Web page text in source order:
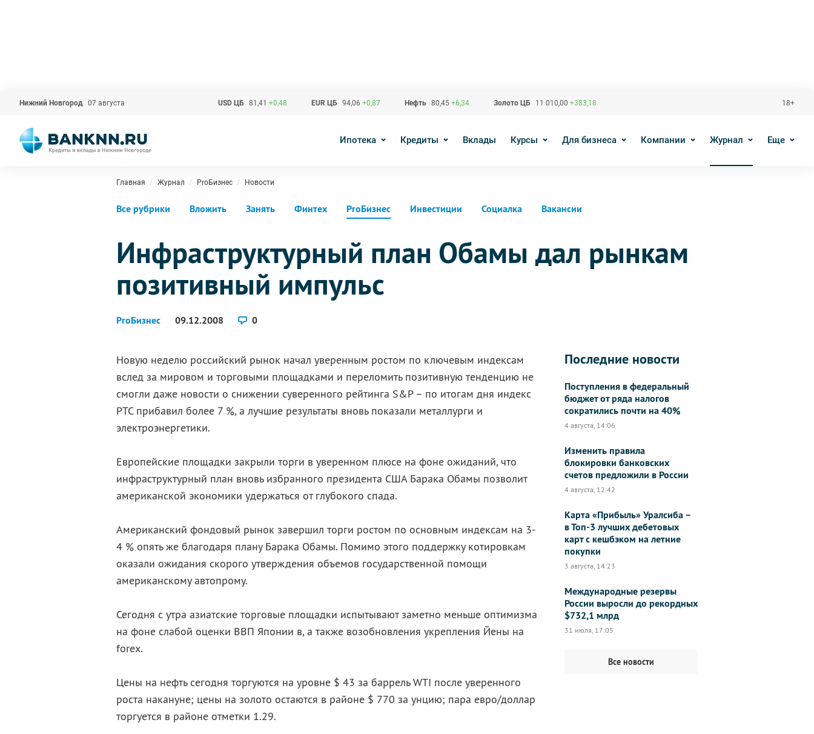
Нижний Новгород 07 августа USD ЦБ 81,41 +0,48 EUR ЦБ 94,06 +0,87 Нефть 80,45 +6,34 Золото ЦБ 11 010,00 +383,18 18+
Ипотека Кредиты Вклады Курсы Для бизнеса Компании Журнал Еще
Главная Журнал ProБизнес Новости
Все рубрики Вложить Занять Финтех ProБизнес Инвестиции Социалка Вакансии
Инфраструктурный план Обамы дал рынкам
позитивный импульс
ProБизнес 09.12.2008 0
Новую неделю российский рынок начал уверенным ростом по ключевым индексам
вслед за мировом и торговыми площадками и переломить позитивную тенденцию не
смогли даже новости о снижении суверенного рейтинга S&P – по итогам дня индекс
РТС прибавил более 7 %, а лучшие результаты вновь показали металлурги и
электроэнергетики.
Европейские площадки закрыли торги в уверенном плюсе на фоне ожиданий, что
инфраструктурный план вновь избранного президента США Барака Обамы позволит
американской экономики удержаться от глубокого спада.
Американский фондовый рынок завершил торги ростом по основным индексам на 3-
4 % опять же благодаря плану Барака Обамы. Помимо этого поддержку котировкам
оказали ожидания скорого утверждения объемов государственной помощи
американскому автопрому.
Сегодня с утра азиатские торговые площадки испытывают заметно меньше оптимизма
на фоне слабой оценки ВВП Японии в, а также возобновления укрепления Йены на
forex.
Цены на нефть сегодня торгуются на уровне $ 43 за баррель WTI после уверенного
роста накануне; цены на золото остаются в районе $ 770 за унцию; пара евро/доллар
торгуется в районе отметки 1.29.
Последние новости
Поступления в федеральный
бюджет от ряда налогов
сократились почти на 40%
4 августа, 14:06
Изменить правила
блокировки банковских
счетов предложили в России
4 августа, 12:42
Карта «Прибыль» Уралсиба –
в Топ-3 лучших дебетовых
карт с кешбэком на летние
покупки
3 августа, 14:23
Международные резервы
России выросли до рекордных
$732,1 млрд
31 июля, 17:05
Все новости